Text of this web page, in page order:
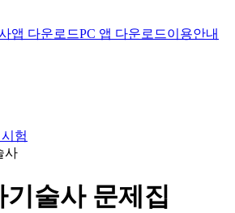
앱 다운로드PC 앱 다운로드이용안내
험
사
기술사문제집